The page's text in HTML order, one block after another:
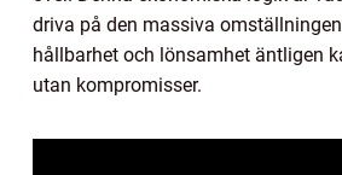
driva på den massiva
hållbarhet och lönsamhet äntligen
utan kompromisser.